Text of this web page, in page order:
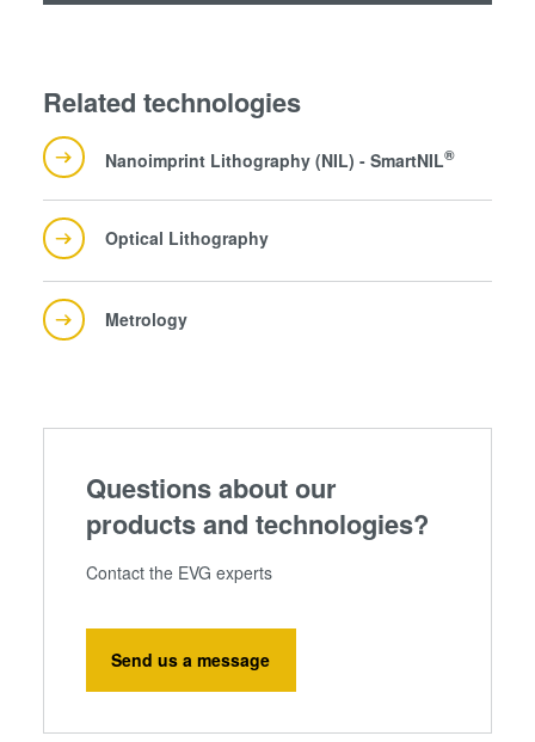
Related technologies
Nanoimprint Lithography (NIL) - SmartNIL®
Optical Lithography
Metrology
Questions about our
products and technologies?
Contact the EVG experts
Send us a message